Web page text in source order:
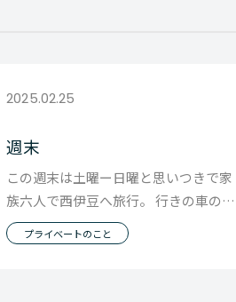
2025.02.25
週末
この週末は土曜ー日曜と思いつきで家
族六人で西伊豆へ旅行。 行きの車の中
では透明の横浜町田付近から大渋滞 動
かない車の外に
プライベートのこと